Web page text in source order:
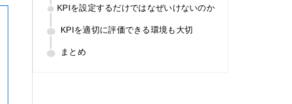
KPIを設定するだけではなぜいけないのか
KPIを適切に評価できる環境も大切
まとめ